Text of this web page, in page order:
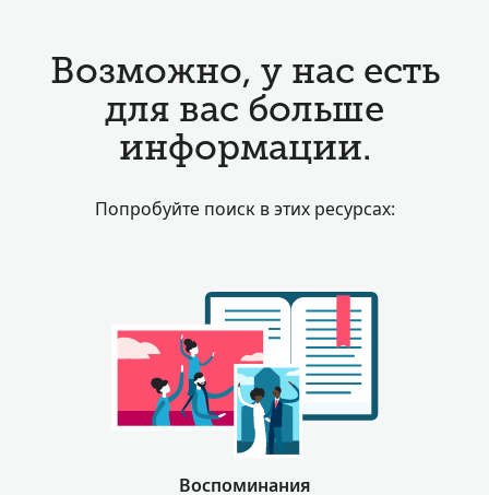
Возможно, у нас есть
для вас больше
информации.
Попробуйте поиск в этих ресурсах:
Воспоминания